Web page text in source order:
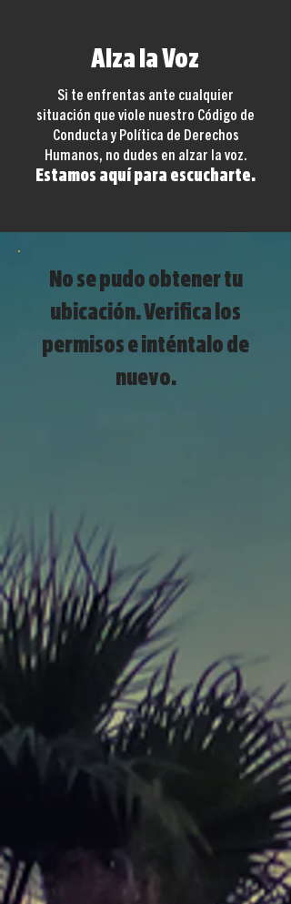
Alza la Voz
Si te enfrentas ante cualquier
situación que viole nuestro Código de
Conducta y Política de Derechos
Humanos, no dudes en alzar la voz.
Estamos aquí para escucharte.
No se pudo obtener tu
ubicación. Verifica los
permisos e inténtalo de
nuevo.